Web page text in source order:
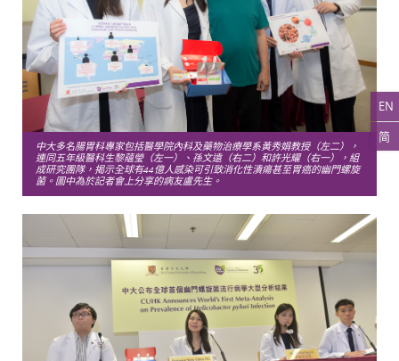
EN
简
中大多名腸胃科專家包括醫學院內科及藥物治療學系黃秀娟教授（左二），
連同五年級醫科生黎蘊瑩（左一）、孫文遠（右二）和許光耀（右一），組
成研究團隊，揭示全球有44億人感染可引致消化性潰瘍甚至胃癌的幽門螺旋
菌。圖中為於記者會上分享的病友盧先生。